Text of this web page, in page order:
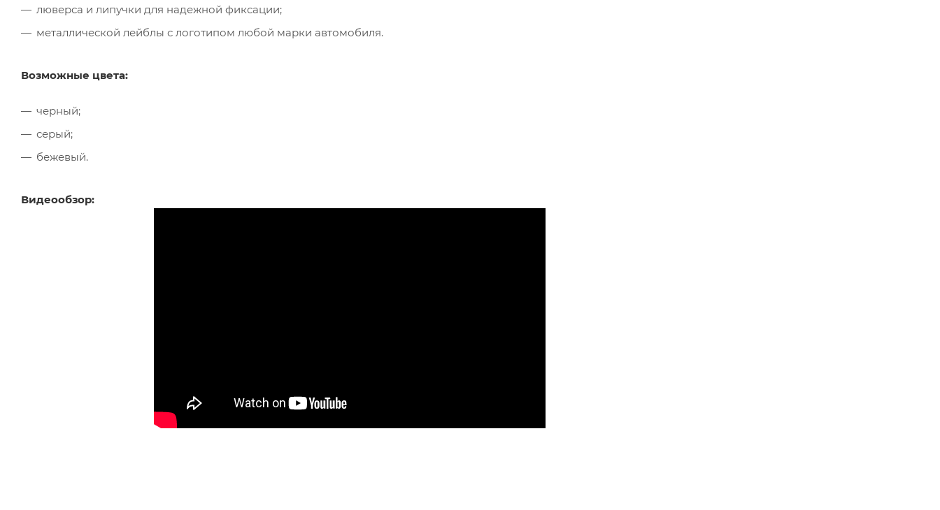
люверса и липучки для надежной фиксации;
металлической лейблы с логотипом любой марки автомобиля.
Возможные цвета:
черный;
серый;
бежевый.
Видеообзор: